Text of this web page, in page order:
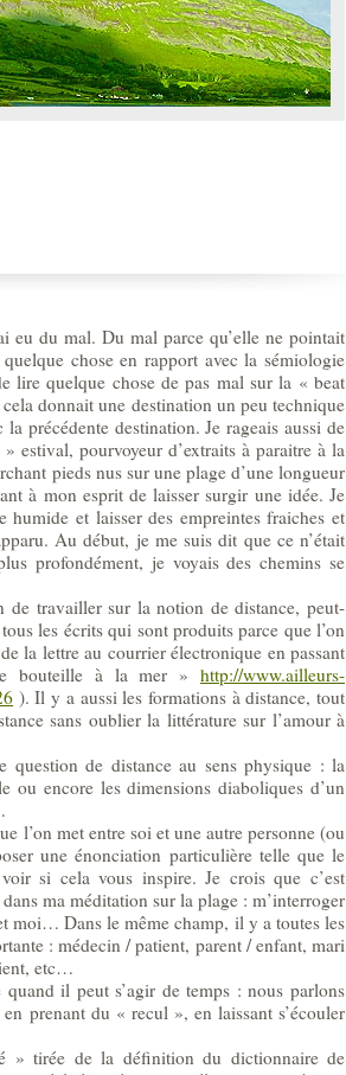
eu du mal. Du mal parce qu’elle ne pointait
chose en rapport avec la sémiologie
lire quelque chose de pas mal sur la « beat
donnait une destination un peu technique
précédente destination. Je rageais aussi de
estival, pourvoyeur d’extraits à paraitre à la
pieds nus sur une plage d’une longueur
à mon esprit de laisser surgir une idée. Je
humide et laisser des empreintes fraiches et
Au début, je me suis dit que ce n’était
profondément, je voyais des chemins se
de travailler sur la notion de distance, peut-
les écrits qui sont produits parce que l’on
la lettre au courrier électronique en passant
bouteille à la mer » http://www.ailleurs-
). Il y a aussi les formations à distance, tout
sans oublier la littérature sur l’amour à
de distance au sens physique : la
ou encore les dimensions diaboliques d’un
l’on met entre soi et une autre personne (ou
une énonciation particulière telle que le
si cela vous inspire. Je crois que c’est
ma méditation sur la plage : m’interroger
moi… Dans le même champ, il y a toutes les
: médecin / patient, parent / enfant, mari
etc…
il peut s’agir de temps : nous parlons
prenant du « recul », en laissant s’écouler
» tirée de la définition du dictionnaire de